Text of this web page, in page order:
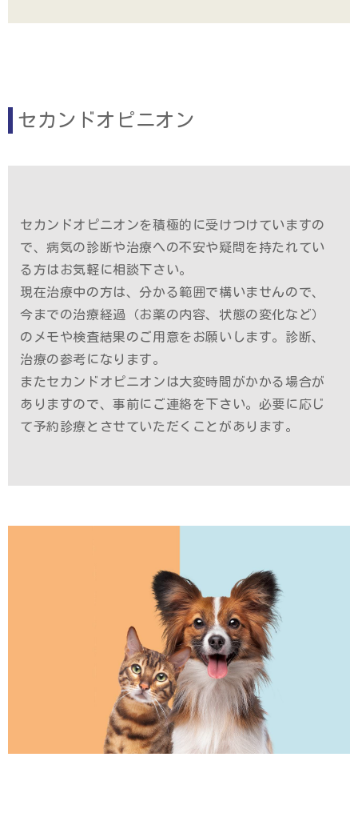
セカンドオピニオン
セカンドオピニオンを積極的に受けつけていますの
で、病気の診断や治療への不安や疑問を持たれてい
る方はお気軽に相談下さい。
現在治療中の方は、分かる範囲で構いませんので、
今までの治療経過（お薬の内容、状態の変化など）
のメモや検査結果のご用意をお願いします。診断、
治療の参考になります。
またセカンドオピニオンは大変時間がかかる場合が
ありますので、事前にご連絡を下さい。必要に応じ
て予約診療とさせていただくことがあります。